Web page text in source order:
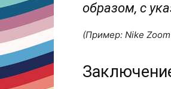
образом, с
(Пример: Nike